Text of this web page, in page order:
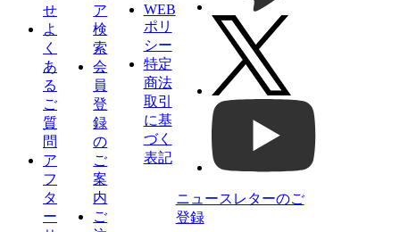
せ
よ
く
あ
る
ご
質
問
ア
フ
タ
ー
ア
検
索
会
員
登
録
の
ご
案
内
ご
WEB
ポリ
シー
特定
商法
取引
に基
づく
表記
ニュースレターのご
登録